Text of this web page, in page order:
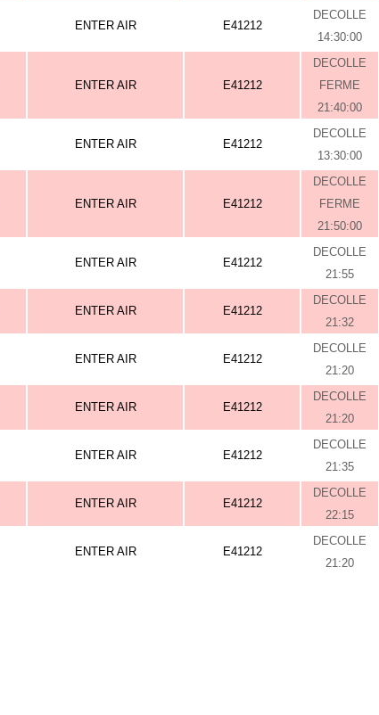
ENTER AIR E41212
DECOLLE
14:30:00
ENTER AIR E41212
DECOLLE
FERME
21:40:00
ENTER AIR E41212
DECOLLE
13:30:00
ENTER AIR E41212
DECOLLE
FERME
21:50:00
ENTER AIR E41212
DECOLLE
21:55
ENTER AIR E41212
DECOLLE
21:32
ENTER AIR E41212
DECOLLE
21:20
ENTER AIR E41212
DECOLLE
21:20
ENTER AIR E41212
DECOLLE
21:35
ENTER AIR E41212
DECOLLE
22:15
ENTER AIR E41212
DECOLLE
21:20